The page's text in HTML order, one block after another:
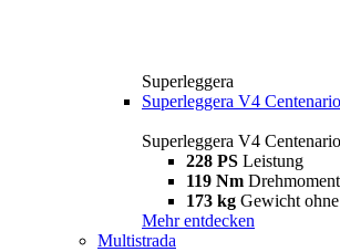
Superleggera
Superleggera V4 Centenario
Superleggera V4 Centenario
228 PS Leistung
119 Nm Drehmoment
173 kg Gewicht
Mehr entdecken
Multistrada